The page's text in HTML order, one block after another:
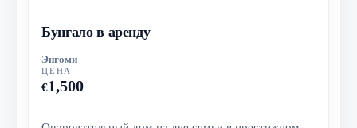
Бунгало в аренду
Энгоми
ЦЕНА
€1,500